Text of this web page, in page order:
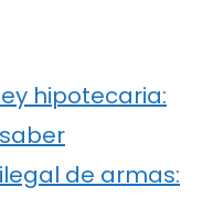
hipotecaria:
de armas: